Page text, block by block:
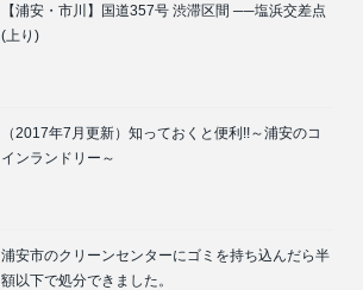
【浦安・市川】国道357号 渋滞区間 ──塩浜交差点
(上り)
（2017年7月更新）知っておくと便利!!～浦安のコ
インランドリー～
浦安市のクリーンセンターにゴミを持ち込んだら半
額以下で処分できました。